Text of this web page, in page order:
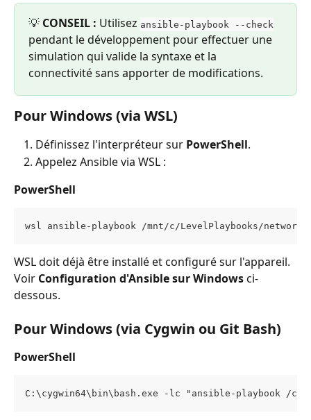
💡 CONSEIL : Utilisez ansible-playbook --check
pendant le développement pour effectuer une
simulation qui valide la syntaxe et la
connectivité sans apporter de modifications.
Pour Windows (via WSL)
Définissez l'interpréteur sur PowerShell.
Appelez Ansible via WSL :
PowerShell
wsl ansible-playbook /mnt/c/LevelPlaybooks/
WSL doit déjà être installé et configuré sur l'appareil.
Voir Configuration d'Ansible sur Windows ci-
dessous.
Pour Windows (via Cygwin ou Git Bash)
PowerShell
C:\cygwin64\bin\bash.exe -lc "ansible-playbook /